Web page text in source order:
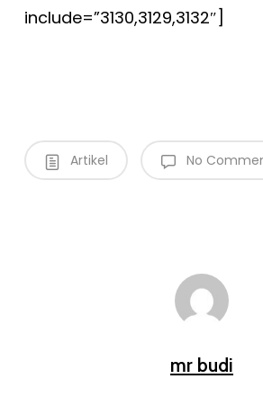
include=”3130,3129,3132″]
Artikel No
mr budi